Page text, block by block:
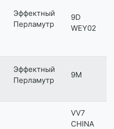
Эффектный
Перламутр
9D
WEY02
Эффектный
Перламутр
9M
VV7
CHINA